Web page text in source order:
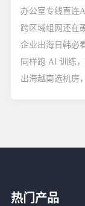
跨区域组网还在
企业出海日韩必
同样跑 AI 训练
出海越南选机房
热门产品